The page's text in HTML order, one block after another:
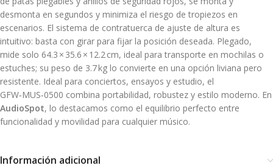
desmonta en segundos y minimiza el riesgo de tropiezos en
escenarios. El sistema de contratuerca de ajuste de altura es
intuitivo: basta con girar para fijar la posición deseada. Plegado,
mide solo 64.3 × 35.6 × 12.2 cm, ideal para transporte en mochilas o
estuches; su peso de 3.7 kg lo convierte en una opción liviana pero
resistente. Ideal para conciertos, ensayos y estudio, el
GFW‑MUS‑0500 combina portabilidad, robustez y estilo moderno. En
AudioSpot, lo destacamos como el equilibrio perfecto entre
funcionalidad y movilidad para cualquier músico.
Información adicional